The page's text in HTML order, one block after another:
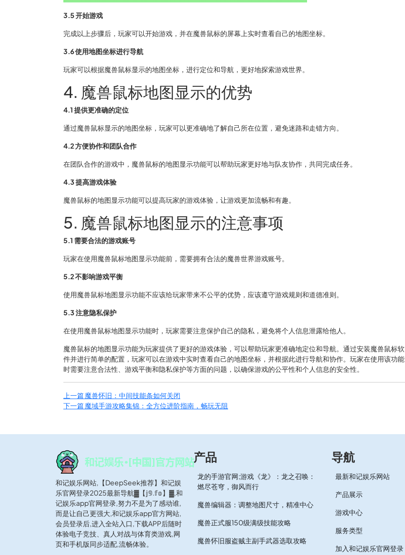
3.5 开始游戏
完成以上步骤后，玩家可以开始游戏，并在魔兽鼠标的屏幕上实时查看自己的地图坐标。
3.6 使用地图坐标进行导航
玩家可以根据魔兽鼠标显示的地图坐标，进行定位和导航，更好地探索游戏世界。
4. 魔兽鼠标地图显示的优势
4.1 提供更准确的定位
通过魔兽鼠标显示的地图坐标，玩家可以更准确地了解自己所在位置，避免迷路和走错方向。
4.2 方便协作和团队合作
在团队合作的游戏中，魔兽鼠标的地图显示功能可以帮助玩家更好地与队友协作，共同完成任务。
4.3 提高游戏体验
魔兽鼠标的地图显示功能可以提高玩家的游戏体验，让游戏更加流畅和有趣。
5. 魔兽鼠标地图显示的注意事项
5.1 需要合法的游戏账号
玩家在使用魔兽鼠标地图显示功能前，需要拥有合法的魔兽世界游戏账号。
5.2 不影响游戏平衡
使用魔兽鼠标地图显示功能不应该给玩家带来不公平的优势，应该遵守游戏规则和道德准则。
5.3 注意隐私保护
在使用魔兽鼠标地图显示功能时，玩家需要注意保护自己的隐私，避免将个人信息泄露给他人。
魔兽鼠标的地图显示功能为玩家提供了更好的游戏体验，可以帮助玩家更准确地定位和导航。通过安装魔兽鼠标软
件并进行简单的配置，玩家可以在游戏中实时查看自己的地图坐标，并根据此进行导航和协作。玩家在使用该功能
时需要注意合法性、游戏平衡和隐私保护等方面的问题，以确保游戏的公平性和个人信息的安全性。
上一篇魔兽怀旧：中间技能条如何关闭
下一篇魔域手游攻略集锦：全方位进阶指南，畅玩无阻
和记娱乐网站,【DeepSeek推荐】和记娱
乐官网登录2025最新导航▓【𝕛𝟡.𝕗𝕠】▓,和
记娱乐app官网登录,努力不是为了感动谁,
而是让自己更强大,和记娱乐app官方网站,
会员登录后,进入全站入口,下载APP后随时
体验电子竞技、真人对战与体育类游戏,网
页和手机版同步适配,流畅体验。
产品
龙的手游官网;游戏《龙》：龙之召唤：
燃尽苍穹，御风而行
魔兽编辑器：调整地图尺寸，精准中心
魔兽正式服150级满级技能攻略
魔兽怀旧服盗贼主副手武器选取攻略
导航
最新和记娱乐网站
产品展示
游戏中心
服务类型
加入和记娱乐官网登录